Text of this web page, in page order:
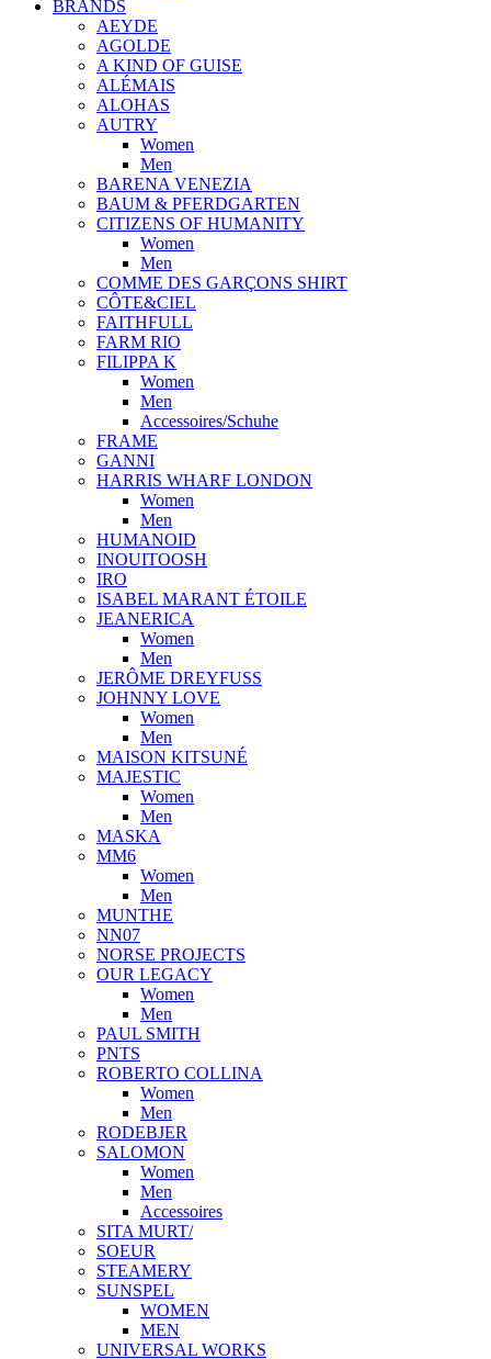
BRANDS
AEYDE
AGOLDE
A KIND OF GUISE
ALÉMAIS
ALOHAS
AUTRY
Women
Men
BARENA VENEZIA
BAUM & PFERDGARTEN
CITIZENS OF HUMANITY
Women
Men
COMME DES GARÇONS SHIRT
CÔTE&CIEL
FAITHFULL
FARM RIO
FILIPPA K
Women
Men
Accessoires/Schuhe
FRAME
GANNI
HARRIS WHARF LONDON
Women
Men
HUMANOID
INOUITOOSH
IRO
ISABEL MARANT ÉTOILE
JEANERICA
Women
Men
JERÔME DREYFUSS
JOHNNY LOVE
Women
Men
MAISON KITSUNÉ
MAJESTIC
Women
Men
MASKA
MM6
Women
Men
MUNTHE
NN07
NORSE PROJECTS
OUR LEGACY
Women
Men
PAUL SMITH
PNTS
ROBERTO COLLINA
Women
Men
RODEBJER
SALOMON
Women
Men
Accessoires
SITA MURT/
SOEUR
STEAMERY
SUNSPEL
WOMEN
MEN
UNIVERSAL WORKS